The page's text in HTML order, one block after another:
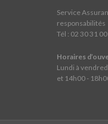
Service
responsabilités
Tél : 02 30 31
Horaires
Lundi à
et 14h00 -